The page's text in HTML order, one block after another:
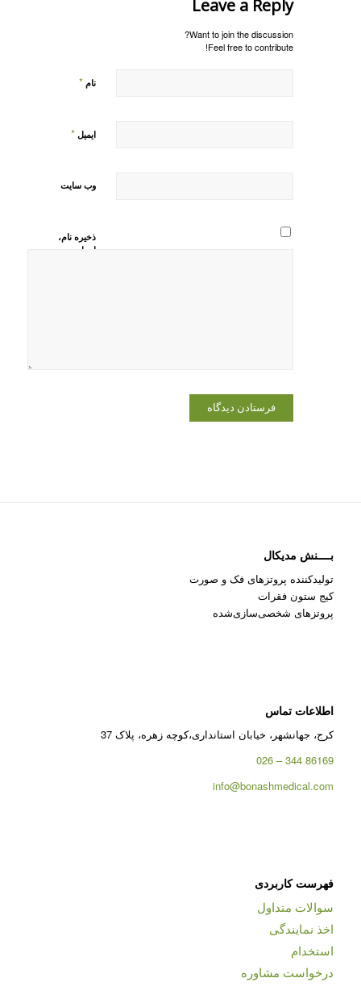
Leave a Reply
Want to join the discussion?
Feel free to contribute!
نام *
ایمیل *
وب‌ سایت
ذخیره نام،
ایمیل و
بــــنش مدیکال
تولیدکننده پروتزهای فک و صورت
کیج ستون فقرات
پروتزهای شخصی‌سازی‌شده
اطلاعات تماس
کرج، جهانشهر، خیابان استانداری،کوچه زهره، پلاک 37
86169 344 – 026
info@bonashmedical.com
فهرست کاربردی
سوالات متداول
اخذ نمایندگی
استخدام
درخواست مشاوره